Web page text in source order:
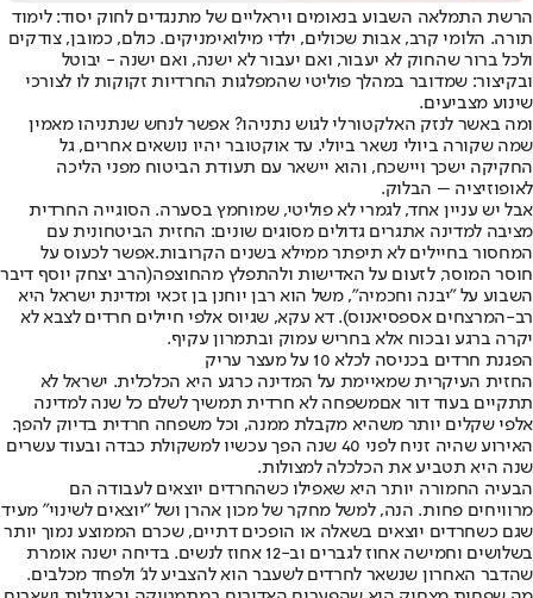
הרשת התמלאה השבוע בנאומים ויראליים של מתנגדים לחוק יסוד: לימוד
תורה. הלומי קרב, אבות שכולים, ילדי מילואימניקים. כולם, כמובן, צודקים
ולכל ברור שהחוק לא יעבור, ואם יעבור לא ישנה, ואם ישנה - יבוטל
ובקיצור: שמדובר במהלך פוליטי שהמפלגות החרדיות זקוקות לו לצורכי
שינוע מצביעים.
ומה באשר לנזק האלקטורלי לגוש נתניהו? אפשר לנחש שנתניהו מאמין
שמה שקורה ביולי נשאר ביולי. עד אוקטובר יהיו נושאים אחרים, גל
החקיקה ישכך ויישכח, והוא יישאר עם תעודת הביטוח מפני הליכה
לאופוזיציה – הבלוק.
אבל יש עניין אחד, לגמרי לא פוליטי, שמוחמץ בסערה. הסוגייה החרדית
מציבה למדינה אתגרים גדולים מסוגים שונים: החזית הביטחונית עם
המחסור בחיילים לא תיפתר ממילא בשנים הקרובות.אפשר לכעוס על
חוסר המוסר, לזעום על האדישות ולהתפלץ מהחוצפה(הרב יצחק יוסף דיבר
השבוע על "יבנה וחכמיה", משל הוא רבן יוחנן בן זכאי ומדינת ישראל היא
רב-המרצחים אספסיאנוס). דא עקא, שגיוס אלפי חיילים חרדים לצבא לא
יקרה ברגע ובכוח אלא בחריש עמוק ובתמרון עקיף.
הפגנת חרדים בכניסה לכלא 10 על מעצר עריק
החזית העיקרית שמאיימת על המדינה כרגע היא הכלכלית. ישראל לא
תתקיים בעוד דור אםמשפחה לא חרדית תמשיך לשלם כל שנה למדינה
אלפי שקלים יותר משהיא מקבלת ממנה, וכל משפחה חרדית בדיוק להפך.
האירוע שהיה זניח לפני 40 שנה הפך עכשיו למשקולת כבדה ובעוד עשרים
שנה היא תטביע את הכלכלה למצולות.
הבעיה החמורה יותר היא שאפילו כשהחרדים יוצאים לעבודה הם
מרוויחים פחות. הנה, למשל מחקר של מכון אהרן ושל "יוצאים לשינוי" מעיד
שגם כשחרדים יוצאים בשאלה או הופכים דתיים, שכרם הממוצע נמוך יותר
בשלושים וחמישה אחוז לגברים וב-12 אחוז לנשים. בדיחה ישנה אומרת
שהדבר האחרון שנשאר לחרדים לשעבר הוא להצביע לג' ולפחד מכלבים.